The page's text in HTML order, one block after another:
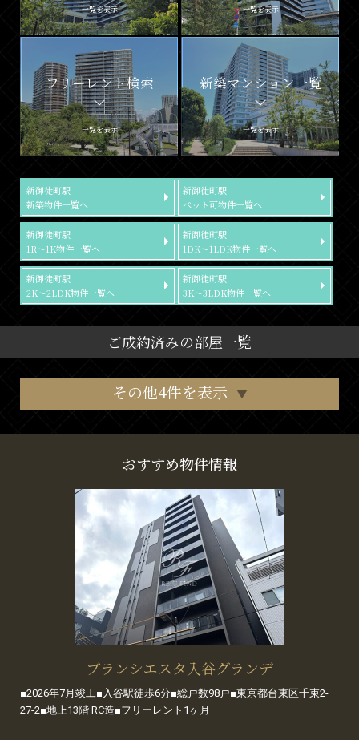
一覧を表示 一覧を表示
フリーレント検索
一覧を表示
新築マンション一覧
一覧を表示
新御徒町駅
新築物件一覧へ
新御徒町駅
ペット可物件一覧へ
新御徒町駅
1R～1K物件一覧へ
新御徒町駅
1DK～1LDK物件一覧へ
新御徒町駅
2K～2LDK物件一覧へ
新御徒町駅
3K～3LDK物件一覧へ
ご成約済みの部屋一覧
その他4件を表示
おすすめ物件情報
ブランシエスタ入谷グランデ
■2026年7月竣工■入谷駅徒歩6分■総戸数98戸■東京都台東区千束2-
27-2■地上13階 RC造■フリーレント1ヶ月